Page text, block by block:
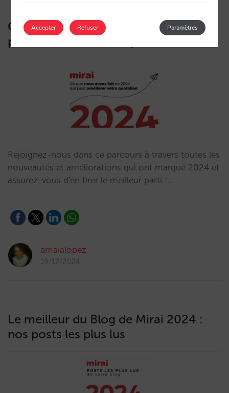
Ce que nous avons fait en 2024 qui
peut améliorer votre quotidien
Rejoignez-nous dans ce parcours à travers toutes les
nouveautés et améliorations qui ont marqué 2024 et
assurez-vous d'en tirer le meilleur parti !…
amaialopez
19/12/2024
Le meilleur du Blog de Mirai 2024 :
nos posts les plus lus
Accepter Paramètres
Refuser